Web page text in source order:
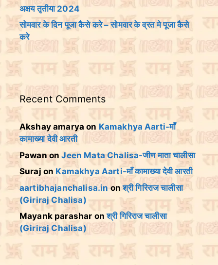
अक्षय तृतीया 2024
सोमवार के दिन पूजा कैसे करे – सोमवार के व्रत मे पूजा कैसे
करे
Recent Comments
Akshay amarya on Kamakhya Aarti-माँ
कामाख्या देवी आरती
PawanonJeen Mata Chalisa-जीण माता चालीसा
Suraj on Kamakhya Aarti-माँ कामाख्या देवी आरती
aartibhajanchalisa.in onश्री गिरिराज चालीसा
(Giriraj Chalisa)
Mayank parashar onश्री गिरिराज चालीसा
(Giriraj Chalisa)